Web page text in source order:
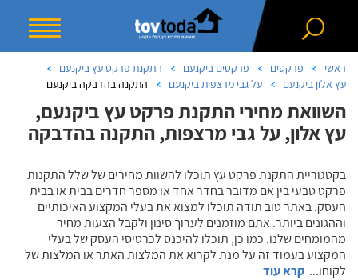
ראשי פרקטים פרקטים ביקנעם
התקנת פרקט עץ ביקנעם
עץ אלון ביקנעם
על גבי מרצפות ביקנעם התקנה בהדבקה ביקנעם
השוואת מחירי התקנת פרקט עץ ביקנעם,
עץ אלון, על גבי מרצפות, התקנה בהדבקה
בקטגוריית התקנת פרקט עץ תוכלו להשוות מחירים של שלל התקנות
פרקט טבעי בין אם מדובר בחדר אחד או מספר חדרים בבית או בבית
העסק. באתר טוב תודה תוכלו למצוא את בעלי המקצוע האיכותיים
וההגונים ביותר. אתם מוזמנים לערוך סינון ולקבל הצעות מחיר
מהמומחים שלנו. כמו כן, תוכלו להיכנס לכרטיסי העסק של בעלי
המקצוע בעמוד זה על מנת לקרוא את המלצות האתר או המלצות של
לקוחו... קרא עוד